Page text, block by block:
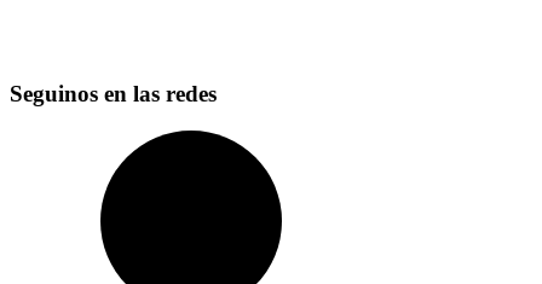
Seguinos en las redes